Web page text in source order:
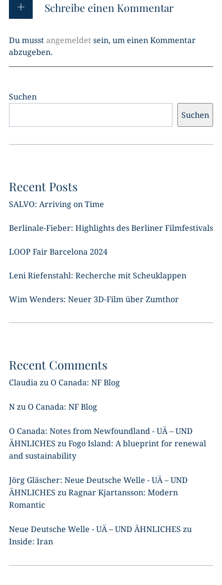
Schreibe einen Kommentar
Du musst angemeldet sein, um einen Kommentar
abzugeben.
Suchen
Suchen
Recent Posts
SALVO: Arriving on Time
Berlinale-Fieber: Highlights des Berliner Filmfestivals
LOOP Fair Barcelona 2024
Leni Riefenstahl: Recherche mit Scheuklappen
Wim Wenders: Neuer 3D-Film über Zumthor
Recent Comments
Claudiazu O Canada: NF Blog
Nzu O Canada: NF Blog
O Canada: Notes from Newfoundland - UÄ – UND
ÄHNLICHES zuFogo Island: A blueprint for renewal
and sustainability
Jörg Gläscher: Neue Deutsche Welle - UÄ – UND
ÄHNLICHES zuRagnar Kjartansson: Modern
Romantic
Neue Deutsche Welle - UÄ – UND ÄHNLICHES zu
Inside: Iran